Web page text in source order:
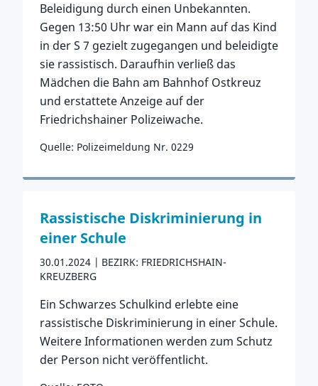
Beleidigung durch einen Unbekannten.
Gegen 13:50 Uhr war ein Mann auf das Kind
in der S 7 gezielt zugegangen und beleidigte
sie rassistisch. Daraufhin verließ das
Mädchen die Bahn am Bahnhof Ostkreuz
und erstattete Anzeige auf der
Friedrichshainer Polizeiwache.
Quelle: Polizeimeldung Nr. 0229
Zum Vorfall
Rassistische Diskriminierung in
einer Schule
30.01.2024
BEZIRK: FRIEDRICHSHAIN-
KREUZBERG
Ein Schwarzes Schulkind erlebte eine
rassistische Diskriminierung in einer Schule.
Weitere Informationen werden zum Schutz
der Person nicht veröffentlicht.